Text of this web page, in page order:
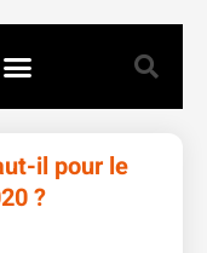
il pour le
?